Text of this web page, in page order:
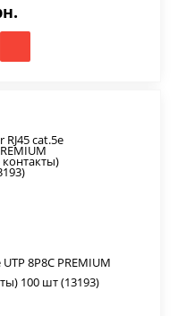
8P8C PREMIUM
100 шт (13193)